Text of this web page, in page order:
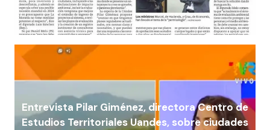
Entrevista Pilar Giménez, directora Centro de
Estudios Territoriales Uandes, sobre ciudades